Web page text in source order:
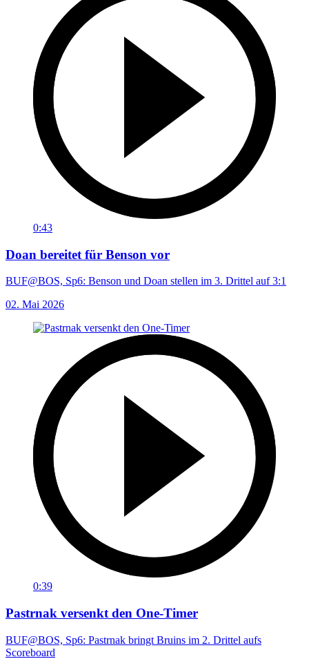
0:43
Doan bereitet für Benson vor
BUF@BOS, Sp6: Benson und Doan stellen im 3. Drittel auf 3:1
02. Mai 2026
0:39
Pastrnak versenkt den One-Timer
BUF@BOS, Sp6: Pastrnak bringt Bruins im 2. Drittel aufs
Scoreboard